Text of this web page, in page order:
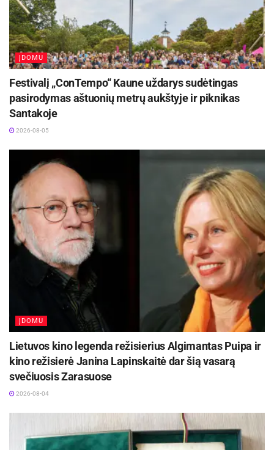
ĮDOMU
Festivalį „ConTempo“ Kaune uždarys sudėtingas
pasirodymas aštuonių metrų aukštyje ir piknikas
Santakoje
2026-08-05
ĮDOMU
Lietuvos kino legenda režisierius Algimantas Puipa ir
kino režisierė Janina Lapinskaitė dar šią vasarą
svečiuosis Zarasuose
2026-08-04